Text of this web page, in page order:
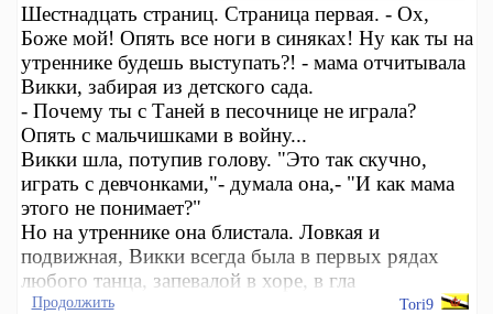
Шестнадцать страниц. Страница первая. - Ох,
Боже мой! Опять все ноги в синяках! Ну как ты на
утреннике будешь выступать?! - мама отчитывала
Викки, забирая из детского сада.
- Почему ты с Таней в песочнице не играла?
Опять с мальчишками в войну...
Викки шла, потупив голову. "Это так скучно,
играть с девчонками,"- думала она,- "И как мама
этого не понимает?"
Но на утреннике она блистала. Ловкая и
подвижная, Викки всегда была в первых рядах
любого танца, запевалой в хоре, в гла
Продолжить Tori9